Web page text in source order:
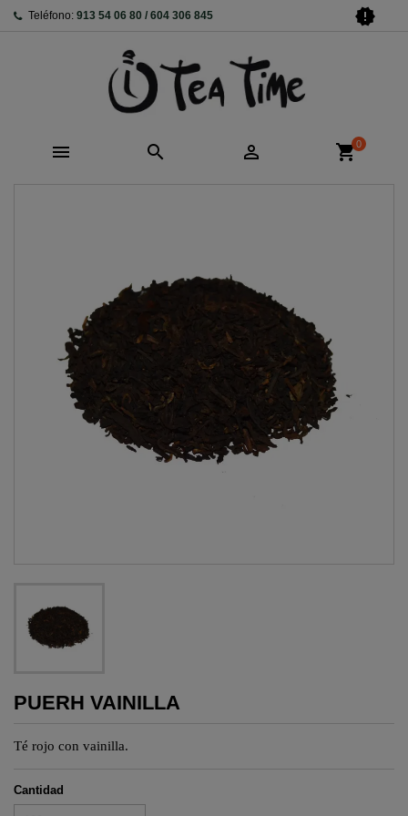
Teléfono: 913 54 06 80 / 604 306 845 new_releases
   shopping_cart0
PUERH VAINILLA
Té rojo con vainilla.
Cantidad